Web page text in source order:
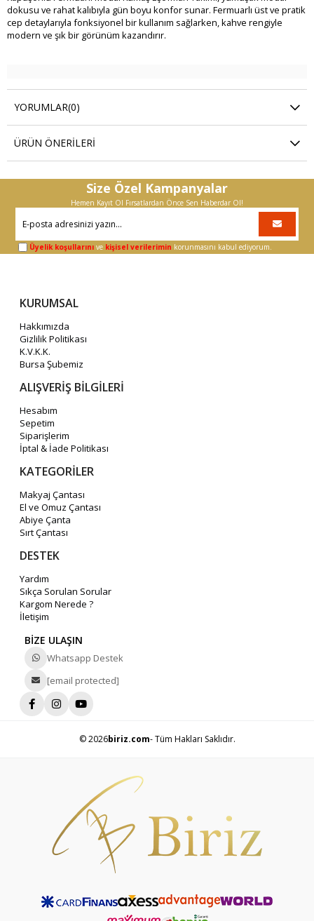
dokusu ve rahat kalıbıyla gün boyu konfor sunar. Fermuarlı üst ve pratik
cep detaylarıyla fonksiyonel bir kullanım sağlarken, kahve rengiyle
modern ve şık bir görünüm kazandırır.
YORUMLAR(0)
ÜRÜN ÖNERILERI
Size Özel Kampanyalar
Hemen Kayıt Ol Fırsatlardan Önce Sen Haberdar Ol!
Üyelik koşullarını ve kişisel verilerimin korunmasını kabul ediyorum.
KURUMSAL
Hakkımızda
Gizlilik Politikası
K.V.K.K.
Bursa Şubemiz
ALIŞVERİŞ BİLGİLERİ
Hesabım
Sepetim
Siparişlerim
İptal & İade Politikası
KATEGORİLER
Makyaj Çantası
El ve Omuz Çantası
Abiye Çanta
Sırt Çantası
DESTEK
Yardım
Sıkça Sorulan Sorular
Kargom Nerede ?
İletişim
BİZE ULAŞIN
Whatsapp Destek
[email protected]
© 2026biriz.com- Tüm Hakları Saklıdır.